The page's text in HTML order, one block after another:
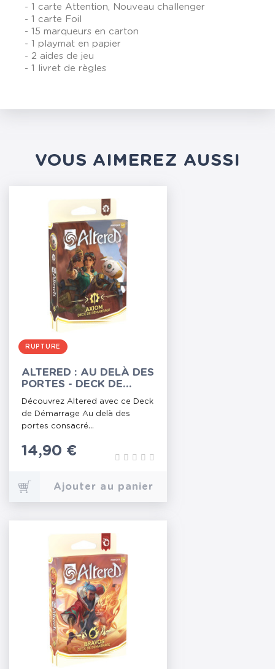
- 1 carte Attention, Nouveau challenger
- 1 carte Foil
- 15 marqueurs en carton
- 1 playmat en papier
- 2 aides de jeu
- 1 livret de règles
VOUS AIMEREZ AUSSI
RUPTURE
ALTERED : AU DELÀ DES
PORTES - DECK DE
DÉMARRAGE AXIOM
Découvrez Altered avec ce Deck
de Démarrage Au delà des
portes consacré...
Prix
14,90 €
Ajouter au panier